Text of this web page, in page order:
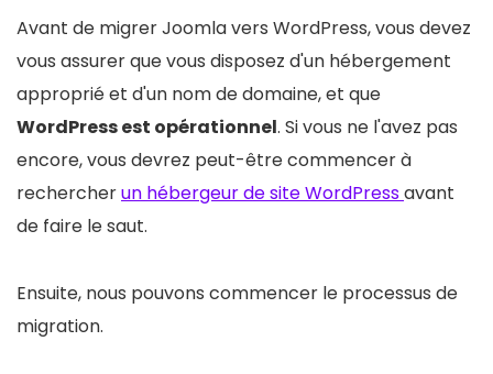
Avant de migrer Joomla vers WordPress, vous devez
vous assurer que vous disposez d'un hébergement
approprié et d'un nom de domaine, et que
WordPress est opérationnel. Si vous ne l'avez pas
encore, vous devrez peut-être commencer à
rechercherun hébergeur de site WordPressavant
de faire le saut.
Ensuite, nous pouvons commencer le processus de
migration.